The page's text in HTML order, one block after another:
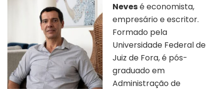
Nevesé economista,
empresário e escritor.
Formado pela
Universidade Federal de
Juiz de Fora, é pós-
graduado em
Administração de